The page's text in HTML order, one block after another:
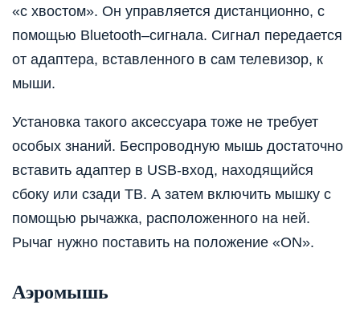
«с хвостом». Он управляется дистанционно, с
помощью Bluetooth–сигнала. Сигнал передается
от адаптера, вставленного в сам телевизор, к
мыши.
Установка такого аксессуара тоже не требует
особых знаний. Беспроводную мышь достаточно
вставить адаптер в USB-вход, находящийся
сбоку или сзади ТВ. А затем включить мышку с
помощью рычажка, расположенного на ней.
Рычаг нужно поставить на положение «ON».
Аэромышь